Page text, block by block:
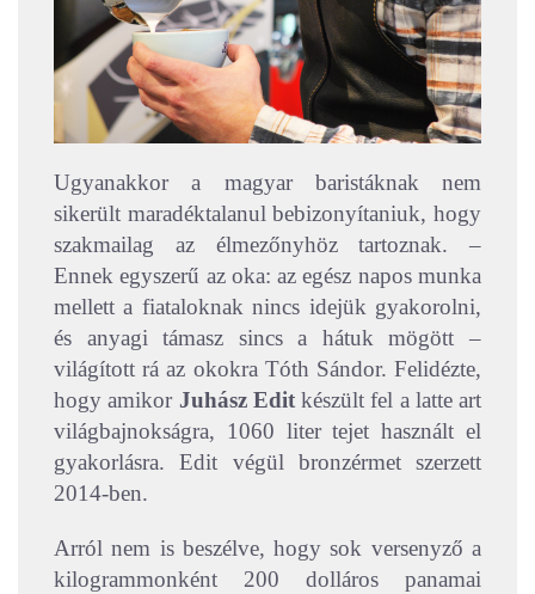
Ugyanakkor a magyar baristáknak nem
sikerült maradéktalanul bebizonyítaniuk, hogy
szakmailag az élmezőnyhöz tartoznak. –
Ennek egyszerű az oka: az egész napos munka
mellett a fiataloknak nincs idejük gyakorolni,
és anyagi támasz sincs a hátuk mögött –
világított rá az okokra Tóth Sándor. Felidézte,
hogy amikor Juhász Editkészült fel a latte art
világbajnokságra, 1060 liter tejet használt el
gyakorlásra. Edit végül bronzérmet szerzett
2014-ben.
Arról nem is beszélve, hogy sok versenyző a
kilogrammonként 200 dolláros panamai